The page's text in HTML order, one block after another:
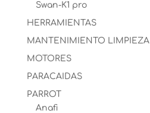
Swan-K1 pro
HERRAMIENTAS
MANTENIMIENTO LIMPIEZA
MOTORES
PARACAIDAS
PARROT
Anafi